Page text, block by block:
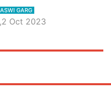
प्रधानमंत्री के भाषण की बड़ी
वीडियो
GARG
Oct 2023